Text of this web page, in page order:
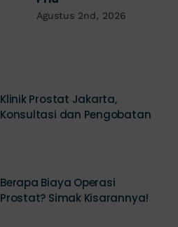
Agustus 2nd, 2026
Klinik Prostat Jakarta,
Konsultasi dan Pengobatan
Berapa Biaya Operasi
Prostat? Simak Kisarannya!